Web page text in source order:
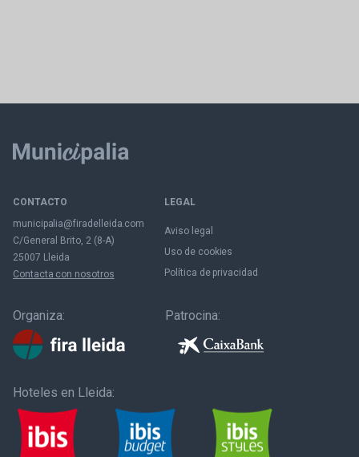
CONTACTO
municipalia@firadelleida.com
C/General Brito, 2 (8-A)
25007 Lleida
Contacta con nosotros
LEGAL
Aviso legal
Uso de cookies
Política de privacidad
Organiza: Patrocina:
Hoteles en Lleida: